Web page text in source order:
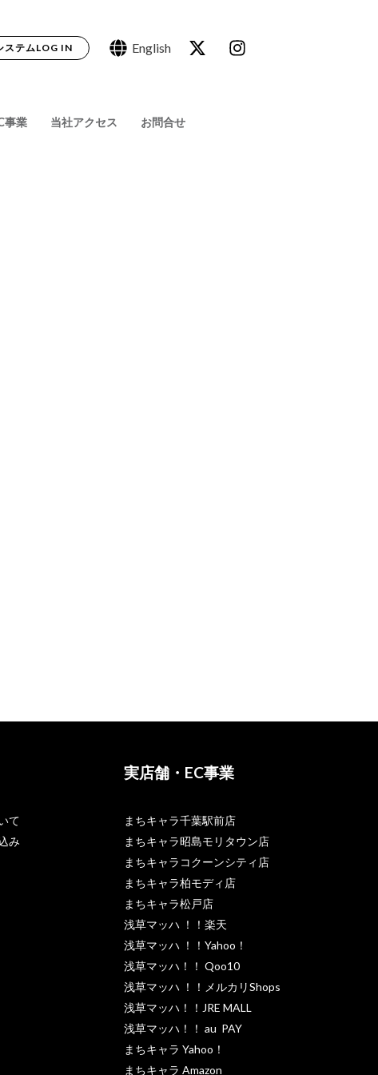
ステムLOG IN English
事業 当社アクセス お問合せ
て
み
実店舗・EC事業
まちキャラ千葉駅前店
まちキャラ昭島モリタウン店
まちキャラコクーンシティ店
まちキャラ柏モディ店
まちキャラ松戸店
浅草マッハ ！！楽天
浅草マッハ ！！Yahoo！
浅草マッハ！！ Qoo10
浅草マッハ ！！メルカリShops
浅草マッハ！！JRE MALL
浅草マッハ！！ au PAY
まちキャラ Yahoo！
まちキャラ Amazon